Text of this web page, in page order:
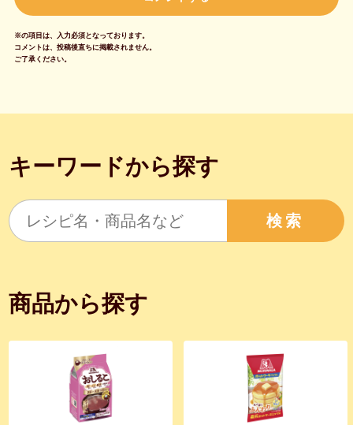
※の項目は、入力必須となっております。
コメントは、投稿後直ちに掲載されません。
ご了承ください。
キーワードから探す
検索
商品から探す